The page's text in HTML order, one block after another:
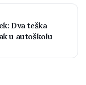
Dva teška
u autoškolu